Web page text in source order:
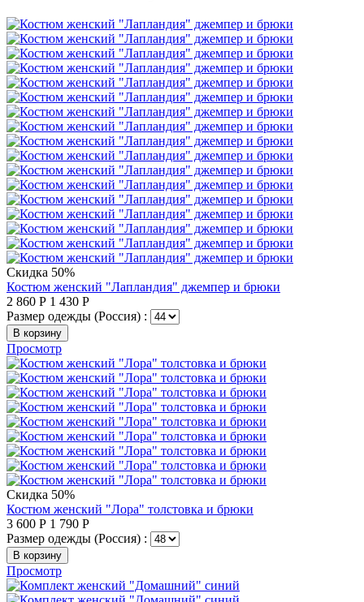
Скидка 50%
Костюм женский "Лапландия" джемпер и брюки
2 860 Р 1 430 Р
Размер одежды (Россия) :
В корзину
Просмотр
Скидка 50%
Костюм женский "Лора" толстовка и брюки
3 600 Р 1 790 Р
Размер одежды (Россия) :
В корзину
Просмотр